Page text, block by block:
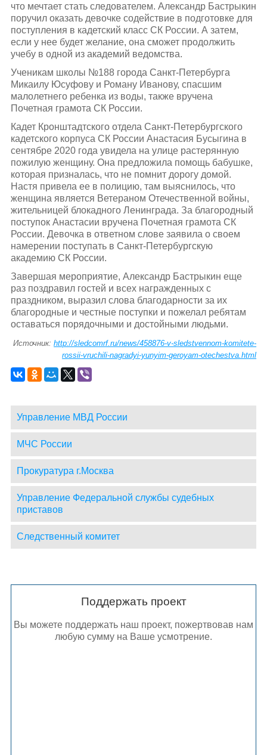
что мечтает стать следователем. Александр Бастрыкин
поручил оказать девочке содействие в подготовке для
поступления в кадетский класс СК России. А затем,
если у нее будет желание, она сможет продолжить
учебу в одной из академий ведомства.
Ученикам школы №188 города Санкт-Петербурга
Микаилу Юсуфову и Роману Иванову, спасшим
малолетнего ребенка из воды, также вручена
Почетная грамота СК России.
Кадет Кронштадтского отдела Санкт-Петербургского
кадетского корпуса СК России Анастасия Бусыгина в
сентябре 2020 года увидела на улице растерянную
пожилую женщину. Она предложила помощь бабушке,
которая призналась, что не помнит дорогу домой.
Настя привела ее в полицию, там выяснилось, что
женщина является Ветераном Отечественной войны,
жительницей блокадного Ленинграда. За благородный
поступок Анастасии вручена Почетная грамота СК
России. Девочка в ответном слове заявила о своем
намерении поступать в Санкт-Петербургскую
академию СК России.
Завершая мероприятие, Александр Бастрыкин еще
раз поздравил гостей и всех награжденных с
праздником, выразил слова благодарности за их
благородные и честные поступки и пожелал ребятам
оставаться порядочными и достойными людьми.
Источник:http://sledcomrf.ru/news/458876-v-sledstvennom-komitete-
rossii-vruchili-nagradyi-yunyim-geroyam-otechestva.html
Управление МВД России
МЧС России
Прокуратура г.Москва
Управление Федеральной службы судебных
приставов
Следственный комитет
Поддержать проект
Вы можете поддержать наш проект, пожертвовав нам
любую сумму на Ваше усмотрение.